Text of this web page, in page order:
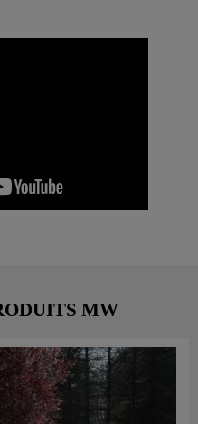
MW